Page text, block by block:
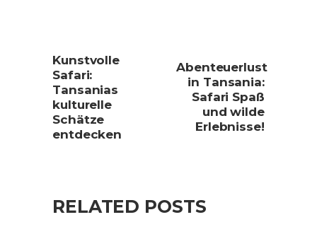
Kunstvolle
Safari:
Tansanias
kulturelle
Schätze
entdecken
Abenteuerlust
in Tansania:
Safari Spaß
und wilde
Erlebnisse!
RELATED POSTS